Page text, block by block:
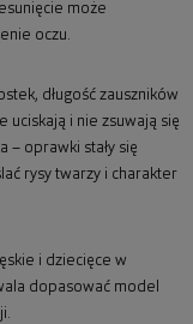
może
oczu.
długość zauszników
uciskają i nie zsuwają się
– oprawki stały się
rysy twarzy i charakter
i dziecięce w
dopasować model